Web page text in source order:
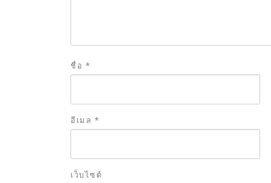
ชื่อ *
อีเมล *
เว็บไซต์